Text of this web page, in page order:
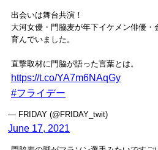
出会いは舞台共演！
大河女優・門脇麦が年下イケメン俳優・
育んでいました。
直撃取材に門脇が語った言葉とは。
https://t.co/YA7m6NAqGy
#フライデー
— FRIDAY (@FRIDAY_twit)
June 17, 2021